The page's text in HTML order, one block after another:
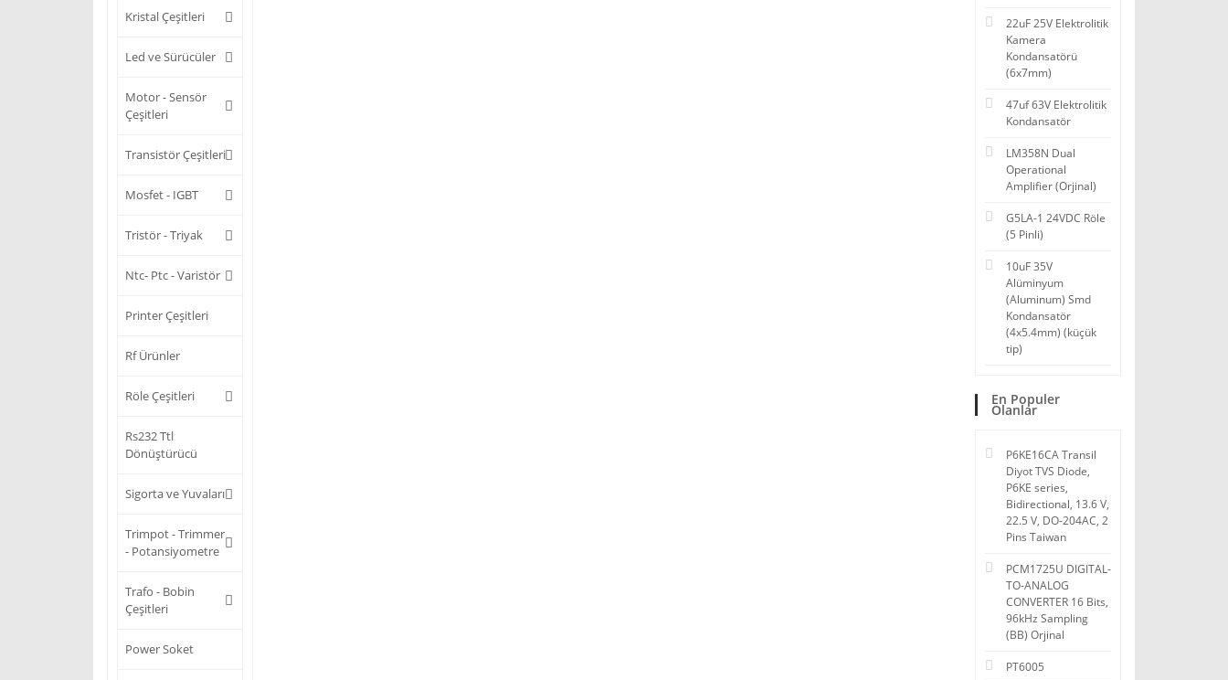
Kristal Çeşitleri
Led ve Sürücüler
Motor - Sensör
Çeşitleri
Transistör Çeşitleri
Mosfet - IGBT
Tristör - Triyak
Ntc- Ptc - Varistör
Printer Çeşitleri
Rf Ürünler
Röle Çeşitleri
Rs232 Ttl
Dönüştürücü
Sigorta ve Yuvaları
Trimpot - Trimmer
- Potansiyometre
Trafo - Bobin
Çeşitleri
Power Soket
22uF 25V Elektrolitik
Kamera
Kondansatörü
(6x7mm)
47uf 63V Elektrolitik
Kondansatör
LM358N Dual
Operational
Amplifier (Orjinal)
G5LA-1 24VDC Röle
(5 Pinli)
10uF 35V
Alüminyum
(Aluminum) Smd
Kondansatör
(4x5.4mm) (küçük
tip)
En Populer
Olanlar
P6KE16CA Transil
Diyot TVS Diode,
P6KE series,
Bidirectional, 13.6 V,
22.5 V, DO-204AC, 2
Pins Taiwan
PCM1725U DIGITAL-
TO-ANALOG
CONVERTER 16 Bits,
96kHz Sampling
(BB) Orjinal
PT6005